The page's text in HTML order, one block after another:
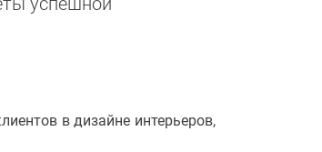
в дизайне интерьеров,